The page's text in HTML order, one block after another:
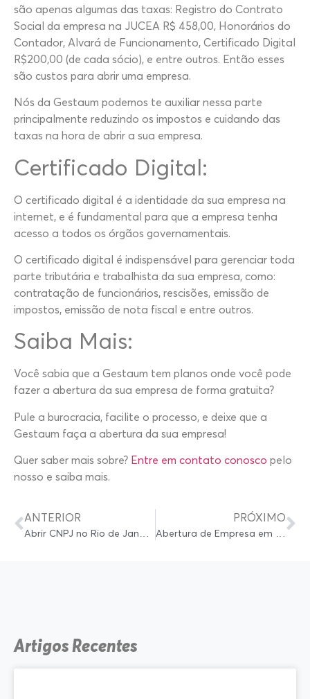
são apenas algumas das taxas: Registro do Contrato
Social da empresa na JUCEA R$ 458,00, Honorários do
Contador, Alvará de Funcionamento, Certificado Digital
R$200,00 (de cada sócio), e entre outros. Então esses
são custos para abrir uma empresa.
Nós da Gestaum podemos te auxiliar nessa parte
principalmente reduzindo os impostos e cuidando das
taxas na hora de abrir a sua empresa.
Certificado Digital:
O certificado digital é a identidade da sua empresa na
internet, e é fundamental para que a empresa tenha
acesso a todos os órgãos governamentais.
O certificado digital é indispensável para gerenciar toda
parte tributária e trabalhista da sua empresa, como:
contratação de funcionários, rescisões, emissão de
impostos, emissão de nota fiscal e entre outros.
Saiba Mais:
Você sabia que a Gestaum tem planos onde você pode
fazer a abertura da sua empresa de forma gratuita?
Pule a burocracia, facilite o processo, e deixe que a
Gestaum faça a abertura da sua empresa!
Quer saber mais sobre? Entre em contato conosco pelo
nosso e saiba mais.
ANTERIOR PRÓXIMO
Artigos Recentes